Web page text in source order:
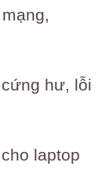
hư, lỗi
cho laptop